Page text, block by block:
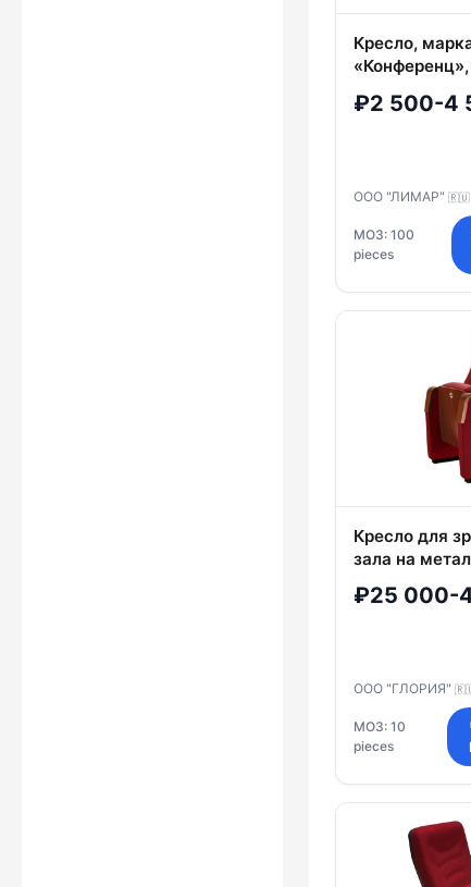
Кресло,
(Ш*Г*В),
₽2 500-4
ООО "ЛИМАР" 🇷🇺
МОЗ: 100
pieces
Кресло для
зала на
₽25 000-
ООО "ГЛОРИЯ"
МОЗ: 10
pieces